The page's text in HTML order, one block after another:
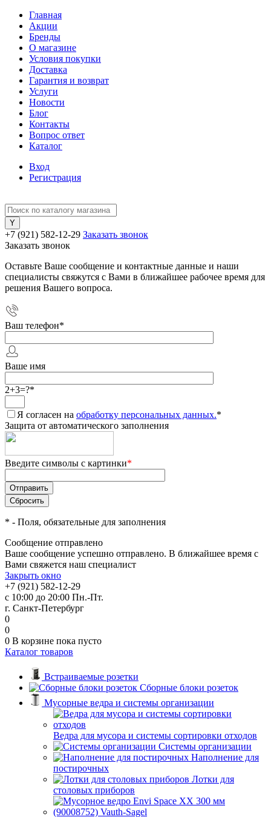
Главная
Акции
Бренды
О магазине
Условия покупки
Доставка
Гарантия и возврат
Услуги
Новости
Блог
Контакты
Вопрос ответ
Каталог
Вход
Регистрация
+7 (921) 582-12-29 Заказать звонок
Заказать звонок
Оставьте Ваше сообщение и контактные данные и наши
специалисты свяжутся с Вами в ближайшее рабочее время для
решения Вашего вопроса.
Ваш телефон*
Ваше имя
2+3=?*
Я согласен на обработку персональных данных.*
Защита от автоматического заполнения
Введите символы с картинки*
* - Поля, обязательные для заполнения
Сообщение отправлено
Ваше сообщение успешно отправлено. В ближайшее время с
Вами свяжется наш специалист
Закрыть окно
+7 (921) 582-12-29
с 10:00 до 20:00 Пн.-Пт.
г. Санкт-Петербург
0
0
0 В корзине пока пусто
Каталог товаров
Встраиваемые розетки
Сборные блоки розеток
Мусорные ведра и системы организации
Ведра для мусора и системы сортировки отходов
Системы организации
Наполнение для
постирочных
Лотки для
столовых приборов